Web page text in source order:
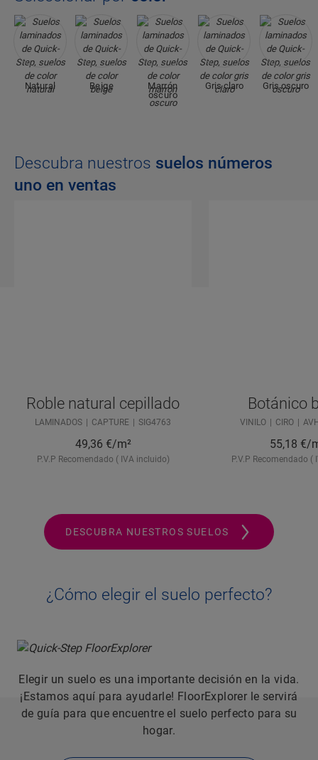
Natural Beige
Marrón
oscuro
Gris claro Gris oscuro
Descubra nuestros suelos números
uno en ventas
Roble natural cepillado
LAMINADOS CAPTURE SIG4763
49,36 €/m²
P.V.P Recomendado ( IVA incluido)
Botánico
VINILO CIRO
55,18 €/
P.V.P Recomendado (
DESCUBRA NUESTROS SUELOS
¿Cómo elegir el suelo perfecto?
Elegir un suelo es una importante decisión en la vida.
¡Estamos aquí para ayudarle! FloorExplorer le servirá
de guía para que encuentre el suelo perfecto para su
hogar.